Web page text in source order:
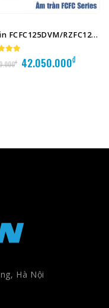
Daikin FCFC125DVM/RZFC125DY1
out of 5
₫ Giá
gốc
42.050.000₫Giá
Hà Nội